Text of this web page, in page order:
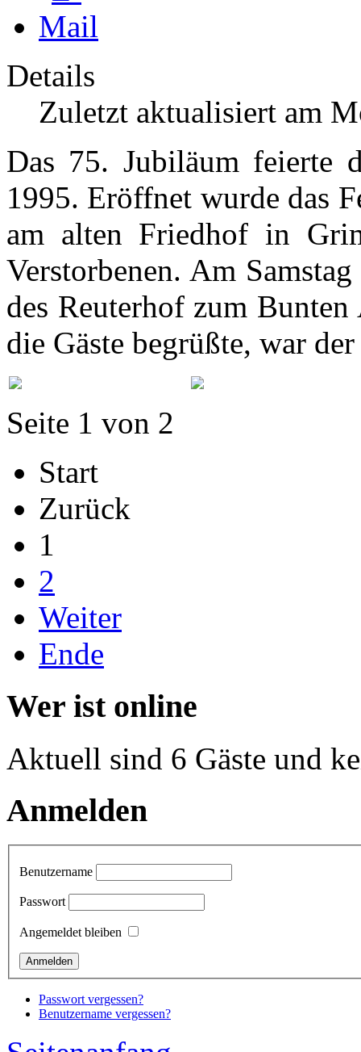
Details
Zuletzt aktualisiert am
Das 75. Jubiläum feierte
1995. Eröffnet wurde das
am alten Friedhof in
Verstorbenen. Am
des Reuterhof zum
die Gäste begrüßte, war
Seite 1 von 2
Start
Zurück
1
2
Weiter
Ende
Wer ist online
Aktuell sind 6 Gäste und
Anmelden
Benutzername
Passwort
Angemeldet bleiben
Passwort vergessen?
Benutzername vergessen?